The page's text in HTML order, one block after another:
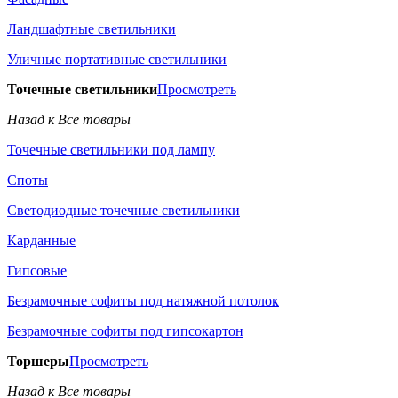
Ландшафтные светильники
Уличные портативные светильники
Точечные светильникиПросмотреть
Назад к Все товары
Точечные светильники под лампу
Споты
Светодиодные точечные светильники
Карданные
Гипсовые
Безрамочные софиты под натяжной потолок
Безрамочные софиты под гипсокартон
ТоршерыПросмотреть
Назад к Все товары